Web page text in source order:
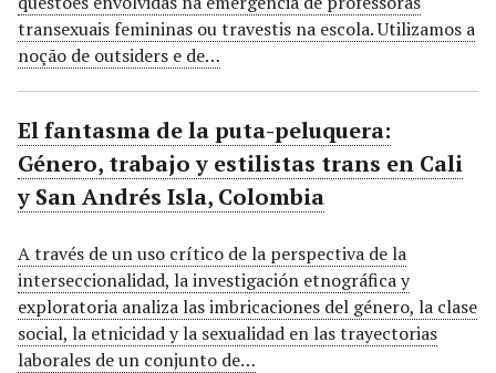
transexuais femininas ou travestis na escola. Utilizamos a
noção de outsiders e de…
El fantasma de la puta-peluquera:
Género, trabajo y estilistas trans en Cali
y San Andrés Isla, Colombia
A través de un uso crítico de la perspectiva de la
interseccionalidad, la investigación etnográfica y
exploratoria analiza las imbricaciones del género, la clase
social, la etnicidad y la sexualidad en las trayectorias
laborales de un conjunto de…